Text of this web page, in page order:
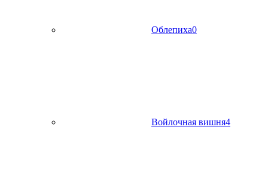
Облепиха0
Войлочная вишня4